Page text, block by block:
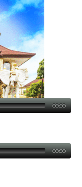
00:00
00:00